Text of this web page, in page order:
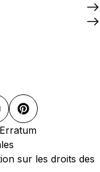
sur les droits des